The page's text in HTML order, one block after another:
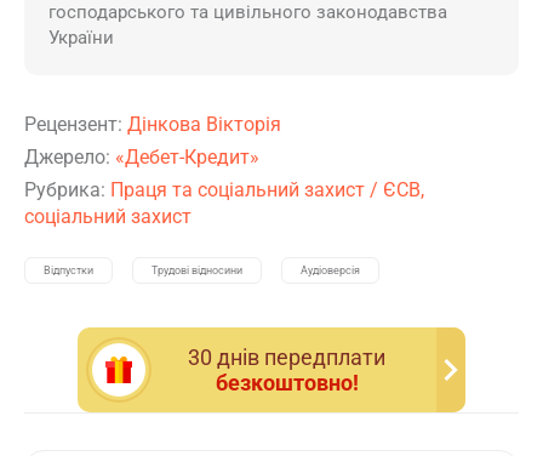
господарського та цивільного законодавства
України
Рецензент: Дінкова Вікторія
Джерело: «Дебет-Кредит»
Рубрика: Праця та соціальний захист / ЄСВ,
соціальний захист
Відпустки Трудові відносини Аудіоверсія
30 днiв передплати
безкоштовно!